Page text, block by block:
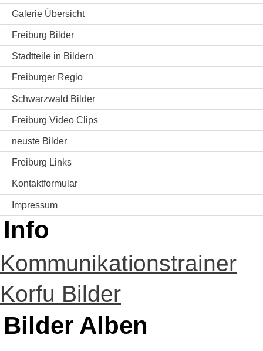
Galerie Übersicht
Freiburg Bilder
Stadtteile in Bildern
Freiburger Regio
Schwarzwald Bilder
Freiburg Video Clips
neuste Bilder
Freiburg Links
Kontaktformular
Impressum
Info
Kommunikationstrainer
Korfu Bilder
Bilder Alben